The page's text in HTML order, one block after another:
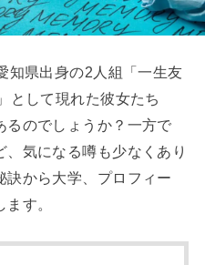
知県出身の2人組「一生友
として現れた彼女たち
るのでしょうか？一方で
、気になる噂も少なくあり
訣から大学、プロフィー
す。